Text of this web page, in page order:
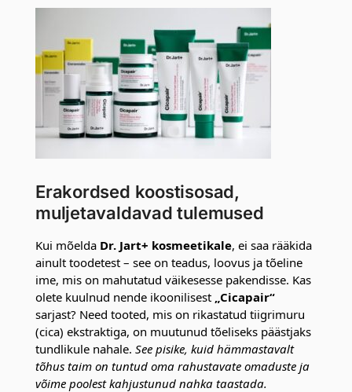
Erakordsed koostisosad,
muljetavaldavad tulemused
Kui mõelda Dr. Jart+ kosmeetikale, ei saa rääkida
ainult toodetest – see on teadus, loovus ja tõeline
ime, mis on mahutatud väikesesse pakendisse. Kas
olete kuulnud nende ikoonilisest „Cicapair“
sarjast? Need tooted, mis on rikastatud tiigrimuru
(cica) ekstraktiga, on muutunud tõeliseks päästjaks
tundlikule nahale. See pisike, kuid hämmastavalt
tõhus taim on tuntud oma rahustavate omaduste ja
võime poolest kahjustunud nahka taastada.